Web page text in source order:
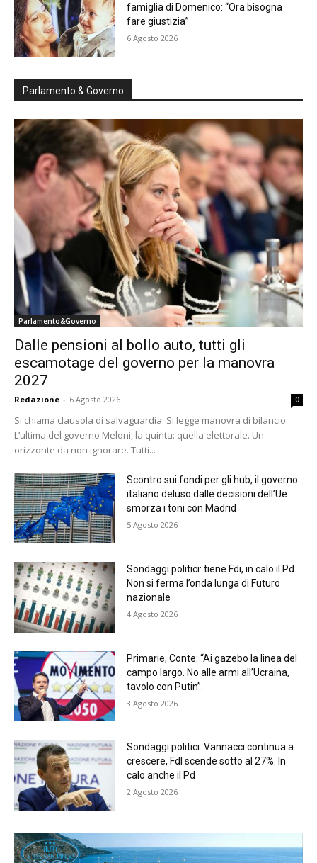
famiglia di Domenico: “Ora bisogna
fare giustizia”
6 Agosto 2026
Parlamento & Governo
Parlamento&Governo
Dalle pensioni al bollo auto, tutti gli
escamotage del governo per la manovra
2027
Redazione - 6 Agosto 2026 0
Si chiama clausola di salvaguardia. Si legge manovra di bilancio.
L’ultima del governo Meloni, la quinta: quella elettorale. Un
orizzonte da non ignorare. Tutti...
Scontro sui fondi per gli hub, il governo
italiano deluso dalle decisioni dell’Ue
smorza i toni con Madrid
5 Agosto 2026
Sondaggi politici: tiene Fdi, in calo il Pd.
Non si ferma l’onda lunga di Futuro
nazionale
4 Agosto 2026
Primarie, Conte: “Ai gazebo la linea del
campo largo. No alle armi all’Ucraina,
tavolo con Putin”.
3 Agosto 2026
Sondaggi politici: Vannacci continua a
crescere, FdI scende sotto al 27%. In
calo anche il Pd
2 Agosto 2026